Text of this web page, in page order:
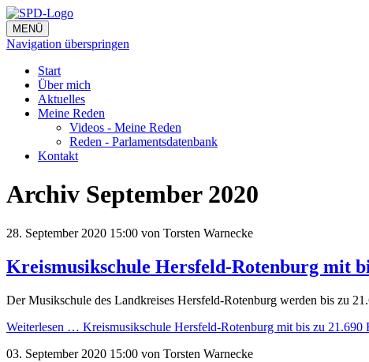
MENÜ
Navigation überspringen
Start
Über mich
Aktuelles
Meine Reden
Videos - Meine Reden
Reden - Parlamentsdatenbank
Kontakt
Archiv September 2020
28. September 2020 15:00 von Torsten Warnecke
Kreismusikschule Hersfeld-Rotenburg mit
Der Musikschule des Landkreises Hersfeld-Rotenburg werden bis zu
Weiterlesen … Kreismusikschule Hersfeld-Rotenburg mit bis zu
03. September 2020 15:00 von Torsten Warnecke